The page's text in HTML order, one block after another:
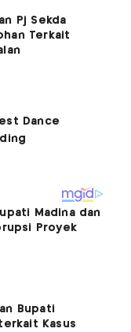
Pj Sekda
Terkait
Madina dan
Proyek
Bupati
Kasus